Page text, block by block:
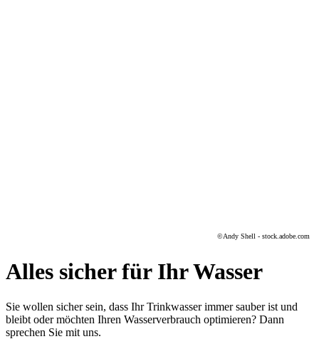
©Andy Shell - stock.adobe.com
Alles sicher für Ihr Wasser
Sie wollen sicher sein, dass Ihr Trinkwasser immer sauber ist und
bleibt oder möchten Ihren Wasserverbrauch optimieren? Dann
sprechen Sie mit uns.